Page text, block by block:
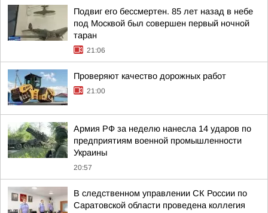
Подвиг его бессмертен. 85 лет назад в небе
под Москвой был совершен первый ночной
таран
21:06
Проверяют качество дорожных работ
21:00
Армия РФ за неделю нанесла 14 ударов по
предприятиям военной промышленности
Украины
20:57
В следственном управлении СК России по
Саратовской области проведена коллегия